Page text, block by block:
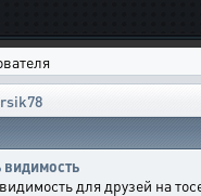
видимость
для друзей на